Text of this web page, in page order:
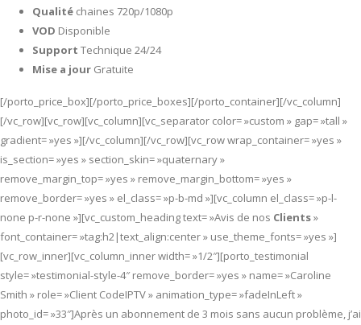
Qualité chaines 720p/1080p
VOD Disponible
Support Technique 24/24
Mise a jour Gratuite
[/porto_price_box][/porto_price_boxes][/porto_container][/vc_column]
[/vc_row][vc_row][vc_column][vc_separator color= »custom » gap= »tall »
gradient= »yes »][/vc_column][/vc_row][vc_row wrap_container= »yes »
is_section= »yes » section_skin= »quaternary »
remove_margin_top= »yes » remove_margin_bottom= »yes »
remove_border= »yes » el_class= »p-b-md »][vc_column el_class= »p-l-
none p-r-none »][vc_custom_heading text= »Avis de nos Clients»
font_container= »tag:h2|text_align:center » use_theme_fonts= »yes »]
[vc_row_inner][vc_column_inner width= »1/2″][porto_testimonial
style= »testimonial-style-4″ remove_border= »yes » name= »Caroline
Smith » role= »Client CodeIPTV » animation_type= »fadeInLeft »
photo_id= »33″]Après un abonnement de 3 mois sans aucun problème, j’ai